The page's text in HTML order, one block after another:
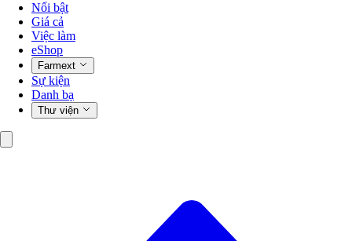
Nổi bật
Giá cả
Việc làm
eShop
Farmext
Sự kiện
Danh bạ
Thư viện